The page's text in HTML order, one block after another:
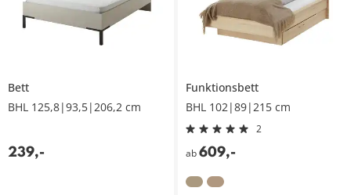
Bett
BHL 125,8|93,5|206,2 cm
239,-
Funktionsbett
BHL 102|89|215 cm
2
ab 609,-